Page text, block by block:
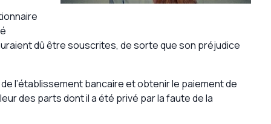
dû être souscrites, de sorte que son préjudice
l’établissement bancaire et obtenir le paiement de
des parts dont il a été privé par la faute de la